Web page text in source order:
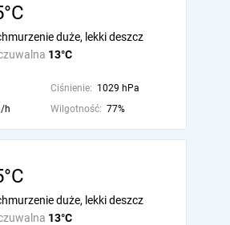
13°C
duże, lekki deszcz
Ciśnienie: 1029 hPa
h Wilgotność: 77%
13°C
duże, lekki deszcz